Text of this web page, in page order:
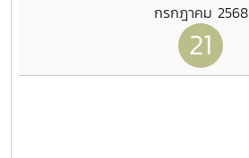
กรกฎาคม 2568
21